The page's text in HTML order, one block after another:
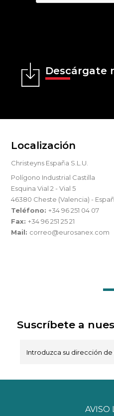
Descárgate
Localización
Christeyns España S.L.U.
Polígono Industrial Castilla
Esquina Vial 2 - Vial 5
46380 Cheste (Valencia) -
Teléfono:+34 96 251 04 07
Fax:+34 96 251 25 21
Mail: correo@eurosanex.com
Suscríbete a
AVISO